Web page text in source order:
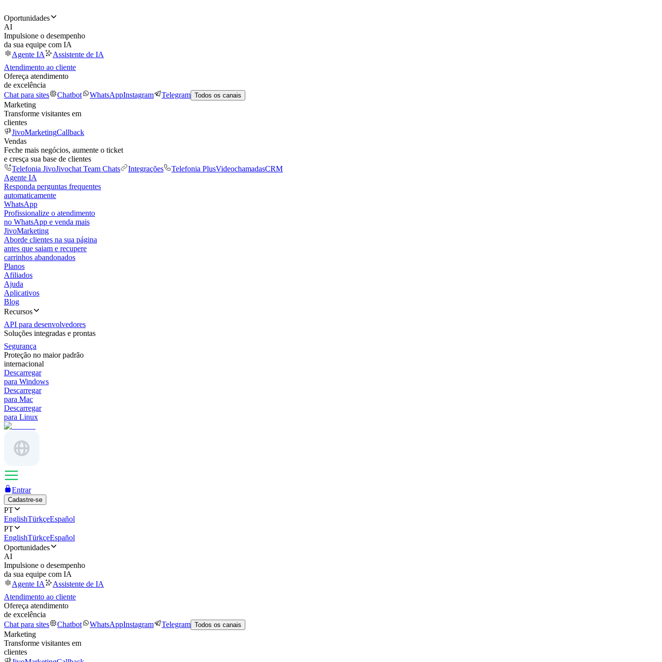
Oportunidades
AI
Impulsione o desempenho
da sua equipe com IA
Agente IA
Assistente de IA
Atendimento ao cliente
Ofereça atendimento
de excelência
Chat para sites
Chatbot WhatsAppInstagram Telegram Todos os canais
Marketing
Transforme visitantes em
clientes
JivoMarketingCallback
Vendas
Feche mais negócios, aumente o ticket
e cresça sua base de clientes
Telefonia JivoJivochat Team Chats Integrações Telefonia PlusVideochamadasCRM
Agente IA
Responda perguntas frequentes
automaticamente
WhatsApp
Profissionalize o atendimento
no WhatsApp e venda mais
JivoMarketing
Aborde clientes na sua página
antes que saiam e recupere
carrinhos abandonados
Planos
Afiliados
Ajuda
Aplicativos
Blog
Recursos
API para desenvolvedores
Soluções integradas e prontas
Segurança
Proteção no maior padrão
internacional
Descarregar
para Windows
Descarregar
para Mac
Descarregar
para Linux
Entrar
Cadastre-se
PT
EnglishTürkçeEspañol
PT
EnglishTürkçeEspañol
Oportunidades
AI
Impulsione o desempenho
da sua equipe com IA
Agente IA
Assistente de IA
Atendimento ao cliente
Ofereça atendimento
de excelência
Chat para sites
Chatbot WhatsAppInstagram Telegram Todos os canais
Marketing
Transforme visitantes em
clientes